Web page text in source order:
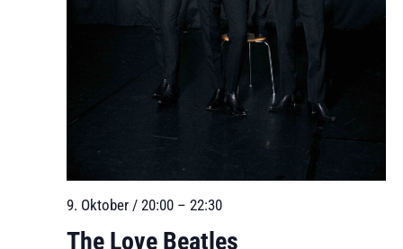
The Love Beatles
9. Oktober / 20:00– 22:30